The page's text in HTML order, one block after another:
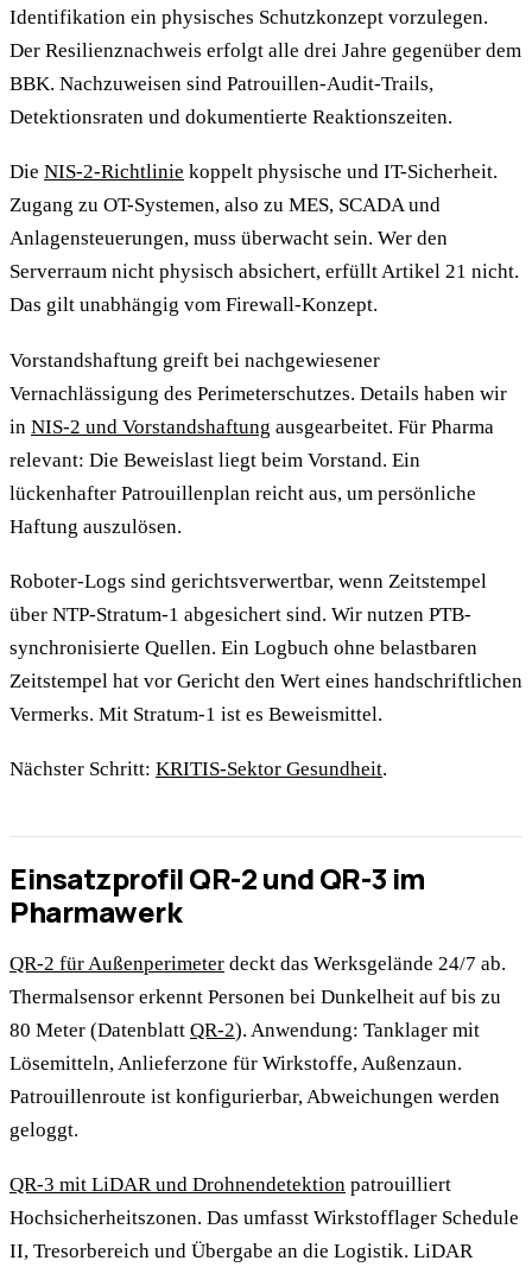
Identifikation ein physisches Schutzkonzept vorzulegen.
Der Resilienznachweis erfolgt alle drei Jahre gegenüber dem
BBK. Nachzuweisen sind Patrouillen-Audit-Trails,
Detektionsraten und dokumentierte Reaktionszeiten.
Die NIS-2-Richtlinie koppelt physische und IT-Sicherheit.
Zugang zu OT-Systemen, also zu MES, SCADA und
Anlagensteuerungen, muss überwacht sein. Wer den
Serverraum nicht physisch absichert, erfüllt Artikel 21 nicht.
Das gilt unabhängig vom Firewall-Konzept.
Vorstandshaftung greift bei nachgewiesener
Vernachlässigung des Perimeterschutzes. Details haben wir
in NIS-2 und Vorstandshaftung ausgearbeitet. Für Pharma
relevant: Die Beweislast liegt beim Vorstand. Ein
lückenhafter Patrouillenplan reicht aus, um persönliche
Haftung auszulösen.
Roboter-Logs sind gerichtsverwertbar, wenn Zeitstempel
über NTP-Stratum-1 abgesichert sind. Wir nutzen PTB-
synchronisierte Quellen. Ein Logbuch ohne belastbaren
Zeitstempel hat vor Gericht den Wert eines handschriftlichen
Vermerks. Mit Stratum-1 ist es Beweismittel.
Nächster Schritt: KRITIS-Sektor Gesundheit.
Einsatzprofil QR-2 und QR-3 im
Pharmawerk
QR-2 für Außenperimeter deckt das Werksgelände 24/7 ab.
Thermalsensor erkennt Personen bei Dunkelheit auf bis zu
80 Meter (Datenblatt QR-2). Anwendung: Tanklager mit
Lösemitteln, Anlieferzone für Wirkstoffe, Außenzaun.
Patrouillenroute ist konfigurierbar, Abweichungen werden
geloggt.
QR-3 mit LiDAR und Drohnendetektion patrouilliert
Hochsicherheitszonen. Das umfasst Wirkstofflager Schedule
II, Tresorbereich und Übergabe an die Logistik. LiDAR